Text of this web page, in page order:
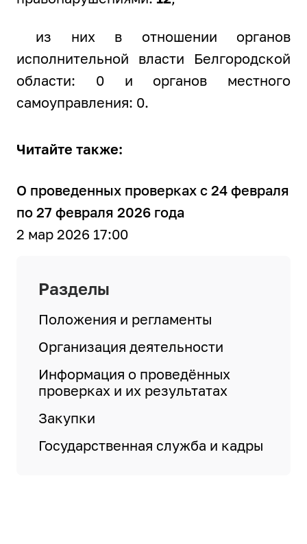
из них в отношении органов
исполнительной власти Белгородской
области: 0 и органов местного
самоуправления: 0.
Читайте также:
О проведенных проверках с 24 февраля
по 27 февраля 2026 года
2 мар 2026 17:00
Разделы
Положения и регламенты
Организация деятельности
Информация о проведённых
проверках и их результатах
Закупки
Государственная служба и кадры